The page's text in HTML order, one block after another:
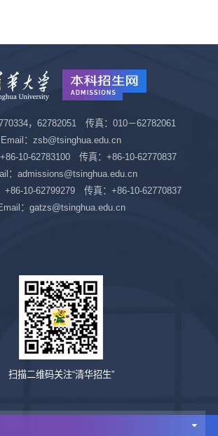
，62782051 传真：010－62782061
Email：zsb@tsinghua.edu.cn
+86-10-62783100 传真：+86-10-62770837
：admissions@tsinghua.edu.cn
+86-10-62799279 传真：+86-10-62770837
：gatzs@tsinghua.edu.cn
扫描二维码关注“清华招生”